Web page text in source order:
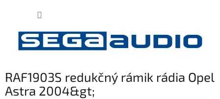
RAF1903S redukčný rámik rádia Opel
Astra 2004&gt;